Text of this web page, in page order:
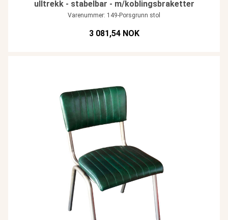
ulltrekk - stabelbar - m/koblingsbraketter
Varenummer: 149-Porsgrunn stol
3 081,54 NOK